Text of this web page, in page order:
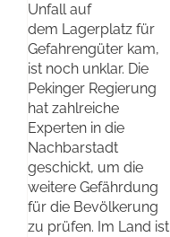
Unfall auf
dem Lagerplatz für
Gefahrengüter kam,
ist noch unklar. Die
Pekinger Regierung
hat zahlreiche
Experten in die
Nachbarstadt
geschickt, um die
weitere Gefährdung
für die Bevölkerung
zu prüfen. Im Land ist